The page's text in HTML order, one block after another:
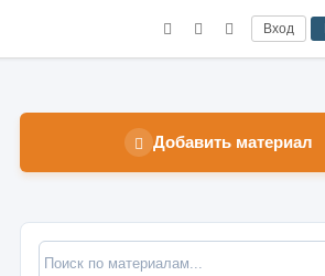
Вход
Добавить материал